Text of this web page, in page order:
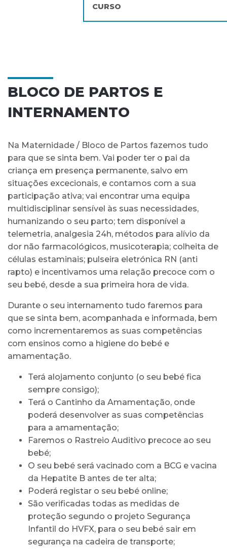
CURSO
BLOCO DE PARTOS E
INTERNAMENTO
Na Maternidade / Bloco de Partos fazemos tudo
para que se sinta bem. Vai poder ter o pai da
criança em presença permanente, salvo em
situações excecionais, e contamos com a sua
participação ativa; vai encontrar uma equipa
multidisciplinar sensível às suas necessidades,
humanizando o seu parto; tem disponível a
telemetria, analgesia 24h, métodos para alívio da
dor não farmacológicos, musicoterapia; colheita de
células estaminais; pulseira eletrónica RN (anti
rapto) e incentivamos uma relação precoce com o
seu bebé, desde a sua primeira hora de vida.
Durante o seu internamento tudo faremos para
que se sinta bem, acompanhada e informada, bem
como incrementaremos as suas competências
com ensinos como a higiene do bebé e
amamentação.
Terá alojamento conjunto (o seu bebé fica
sempre consigo);
Terá o Cantinho da Amamentação, onde
poderá desenvolver as suas competências
para a amamentação;
Faremos o Rastreio Auditivo precoce ao seu
bebé;
O seu bebé será vacinado com a BCG e vacina
da Hepatite B antes de ter alta;
Poderá registar o seu bebé online;
São verificadas todas as medidas de
proteção segundo o projeto Segurança
Infantil do HVFX, para o seu bebé sair em
segurança na cadeira de transporte;